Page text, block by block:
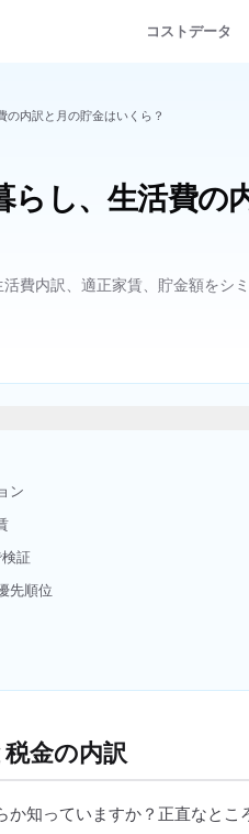
コストデータ
内訳と月の貯金はいくら？
し、生活費の
費内訳、適正家賃、貯金額をシ
ン
証
先順位
金の内訳
か知っていますか？正直なと